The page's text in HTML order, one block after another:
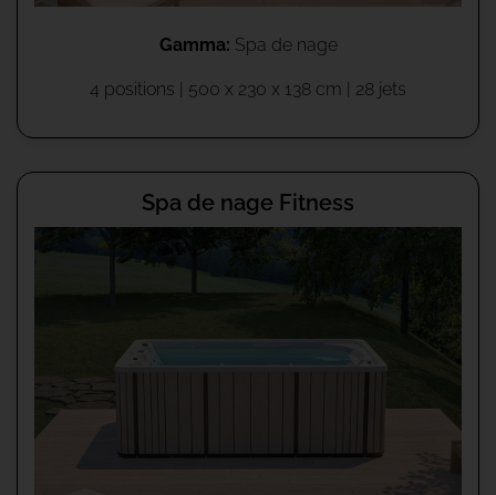
Gamma: Spa de nage
4 positions | 500 x 230 x 138 cm | 28 jets
Spa de nage Fitness